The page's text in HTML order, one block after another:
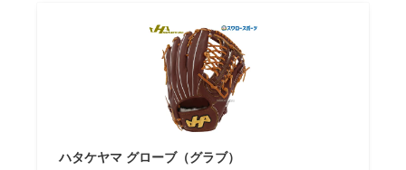
ハタケヤマ グローブ（グラブ）